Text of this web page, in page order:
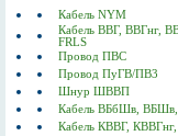
Кабель NYM
Кабель ВВГ, ВВГнг,
FRLS
Провод ПВС
Провод ПуГВ/ПВ3
Шнур ШВВП
Кабель ВБбШв,
Кабель КВВГ,